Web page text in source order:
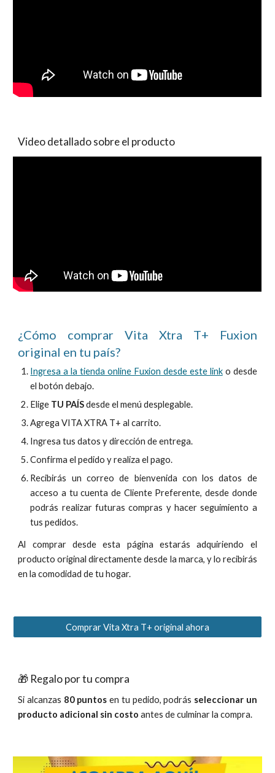
Video detallado sobre el producto
¿Cómo comprar Vita Xtra T+ Fuxion
original en tu país?
Ingresa a la tienda online Fuxion desde este linko desde
el botón debajo.
Elige TU PAÍSdesde el menú desplegable.
Agrega VITA XTRA T+ al carrito.
Ingresa tus datos y dirección de entrega.
Confirma el pedido y realiza el pago.
Recibirás un correo de bienvenida con los datos de
acceso a tu cuenta de Cliente Preferente, desde donde
podrás realizar futuras compras y hacer seguimiento a
tus pedidos.
Al comprar desde esta página estarás adquiriendo el
producto original directamente desde la marca, y lo recibirás
en la comodidad de tu hogar.
Comprar Vita Xtra T+ original ahora
🎁 Regalo por tu compra
Si alcanzas 80 puntos en tu pedido, podrás seleccionar un
producto adicional sin costo antes de culminar la compra.